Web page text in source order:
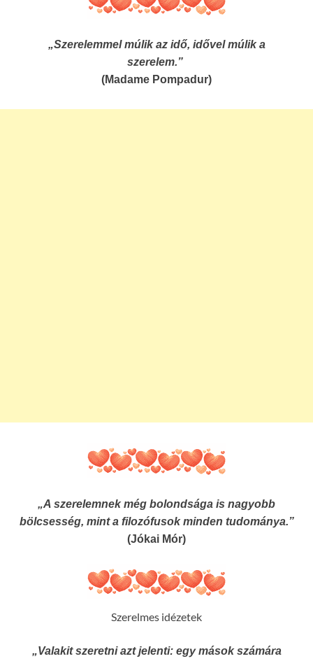
„Szerelemmel múlik az idő, idővel múlik a
szerelem.”
(Madame Pompadur)
„A szerelemnek még bolondsága is nagyobb
bölcsesség, mint a filozófusok minden tudománya.”
(Jókai Mór)
Szerelmes idézetek
„Valakit szeretni azt jelenti: egy mások számára